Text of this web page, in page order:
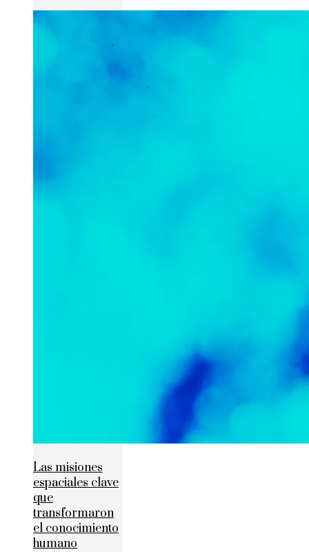
Las misiones
espaciales clave
que
transformaron
el conocimiento
humano